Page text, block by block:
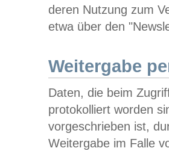
deren Nutzung zum
etwa über den
Weitergabe
Daten, die beim
protokolliert worden
vorgeschrieben ist,
Weitergabe im Falle